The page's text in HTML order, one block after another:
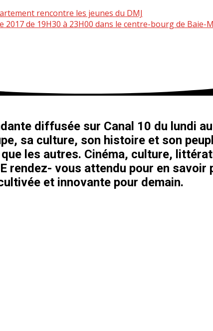
rencontre les jeunes du DMJ
de 19H30 à 23H00 dans le centre-bourg de Baie-
diffusée sur Canal 10 du lundi
sa culture, son histoire et son
les autres. Cinéma, culture,
rendez- vous attendu pour en
et innovante pour demain.